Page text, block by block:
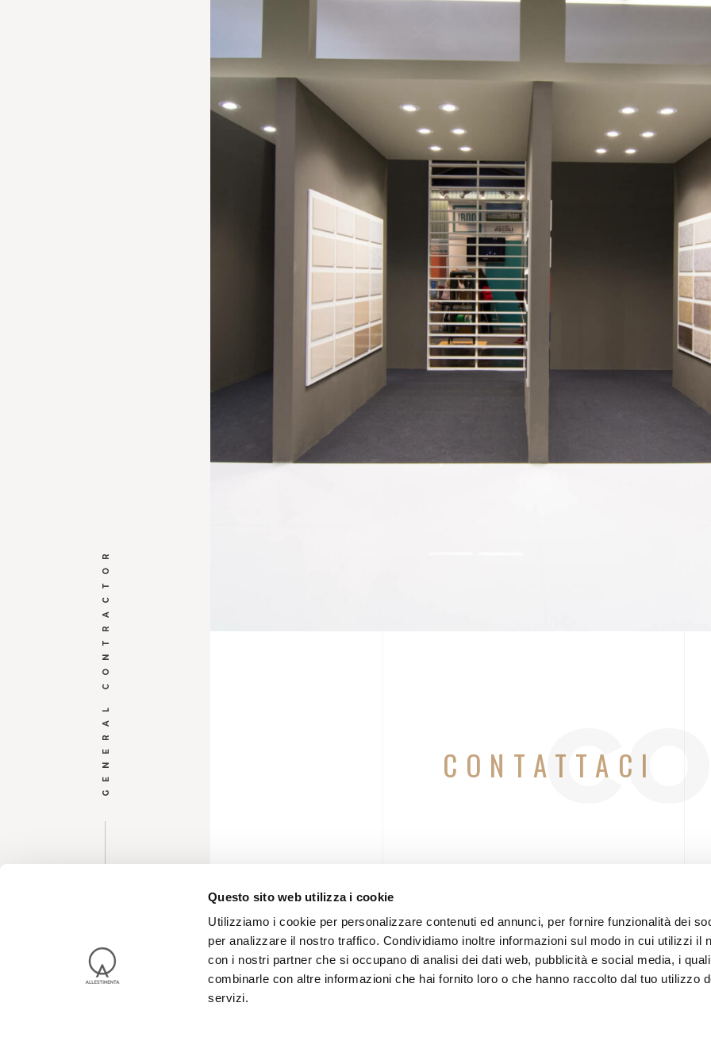
Questo sito web utilizza i cookie
Utilizziamo i cookie per personalizzare contenuti ed annunci, per fornire funzionalità dei
per analizzare il nostro traffico. Condividiamo inoltre informazioni sul modo in cui utilizzi il
con i nostri partner che si occupano di analisi dei dati web, pubblicità e social media, i
combinarle con altre informazioni che hai fornito loro o che hanno raccolto dal tuo utilizzo
servizi.
GENERAL CONTRACTOR
MARMOMAC
La scelta estetica ha permesso la realizzazione di uno stand estremamente elegante e ordinato,
dei toni neutri e del bianco è stata invece mantenuta, esaltando così i prodotti esposti.